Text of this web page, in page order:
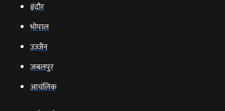
इंदौर
भोपाल
उज्‍जैन
जबलपुर
आचंलिक